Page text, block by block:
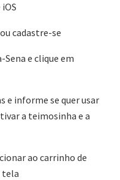
cadastre-se
e clique em
e informe se quer usar
a teimosinha e a
ao carrinho de
tela